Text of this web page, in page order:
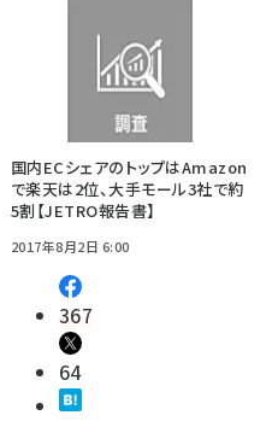
国内ECシェアのトップはAmazon
で楽天は2位、大手モール3社で約
5割【JETRO報告書】
2017年8月2日 6:00
367
64